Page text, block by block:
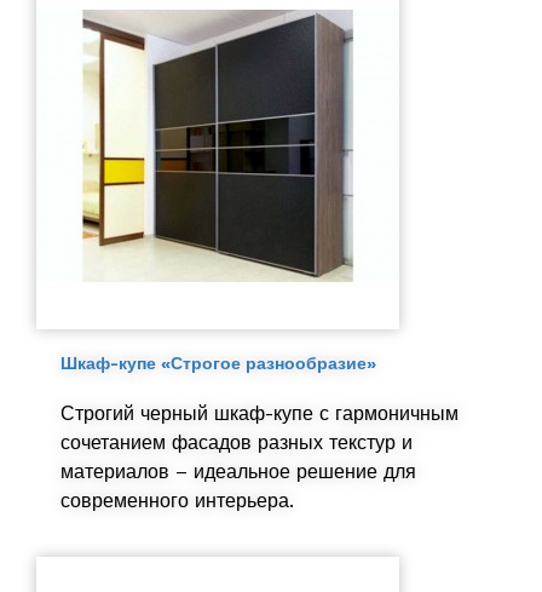
Шкаф-купе «Строгое разнообразие»
Строгий черный шкаф-купе с гармоничным
сочетанием фасадов разных текстур и
материалов – идеальное решение для
современного интерьера.